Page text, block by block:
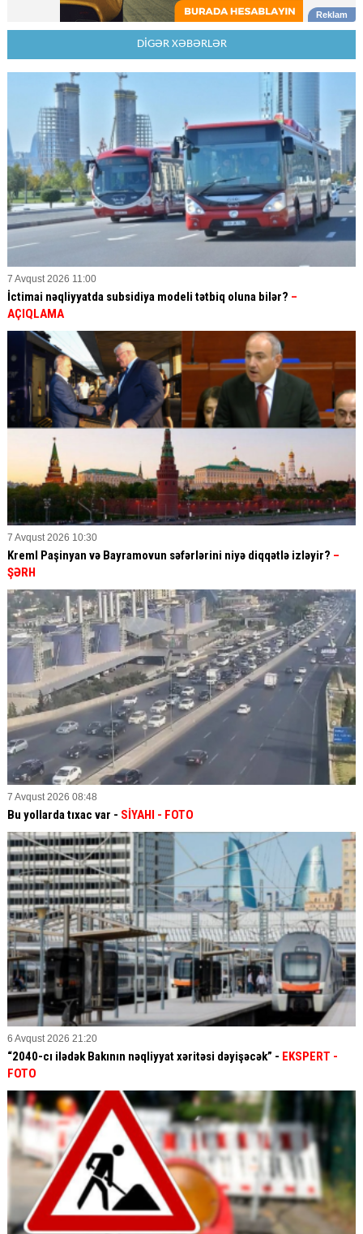
DİGƏR XƏBƏRLƏR
7 Avqust 2026 11:00
İctimai nəqliyyatda subsidiya modeli tətbiq oluna bilər? –
AÇIQLAMA
7 Avqust 2026 10:30
Kreml Paşinyan və Bayramovun səfərlərini niyə diqqətlə izləyir? –
ŞƏRH
7 Avqust 2026 08:48
Bu yollarda tıxac var - SİYAHI - FOTO
6 Avqust 2026 21:20
“2040-cı ilədək Bakının nəqliyyat xəritəsi dəyişəcək” - EKSPERT -
FOTO